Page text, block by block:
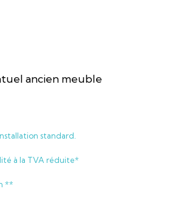
ancien meuble
standard.
à la TVA réduite*
**